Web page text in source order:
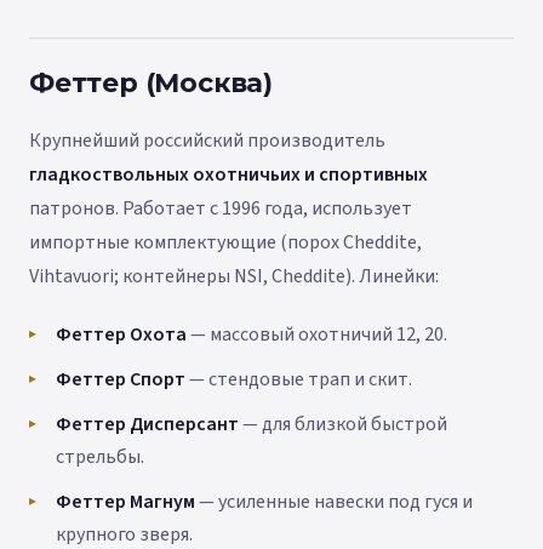
Феттер (Москва)
Крупнейший российский производитель
гладкоствольных охотничьих и спортивных
патронов. Работает с 1996 года, использует
импортные комплектующие (порох Cheddite,
Vihtavuori; контейнеры NSI, Cheddite). Линейки:
Феттер Охота— массовый охотничий 12, 20.
Феттер Спорт— стендовые трап и скит.
Феттер Дисперсант— для близкой быстрой
стрельбы.
Феттер Магнум— усиленные навески под гуся и
крупного зверя.